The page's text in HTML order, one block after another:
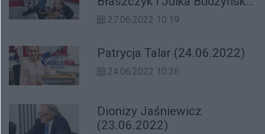
(27.06.2022)
27.06.2022 10:19
Patrycja Talar (24.06.2022)
24.06.2022 10:36
Dionizy Jaśniewicz
(23.06.2022)